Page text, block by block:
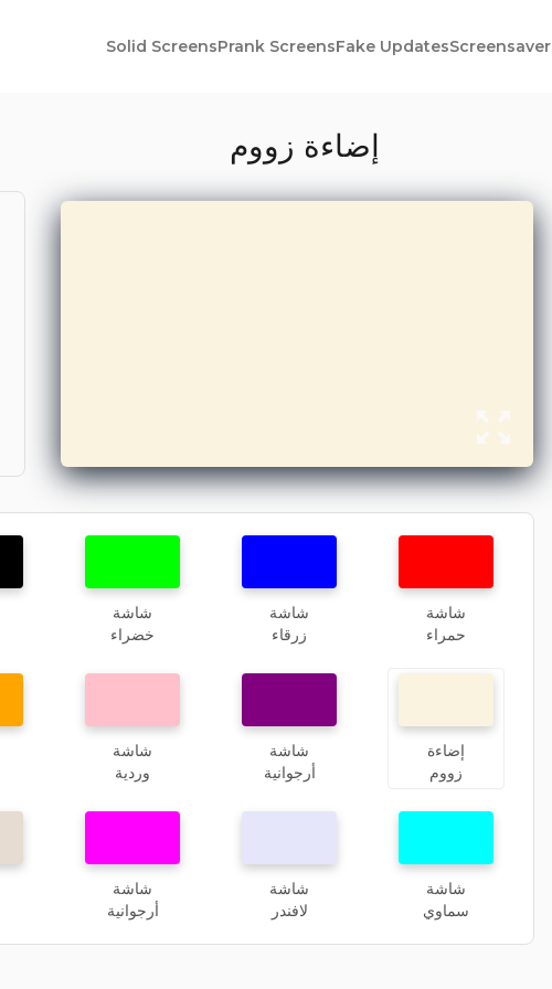
Solid ScreensPrank ScreensFake Updates
إضاءة زووم
شاشة
خضراء
شاشة
زرقاء
شاشة
حمراء
شاشة
وردية
شاشة
أرجوانية
إضاءة
زووم
شاشة
أرجوانية
شاشة
لافندر
شاشة
سماوي